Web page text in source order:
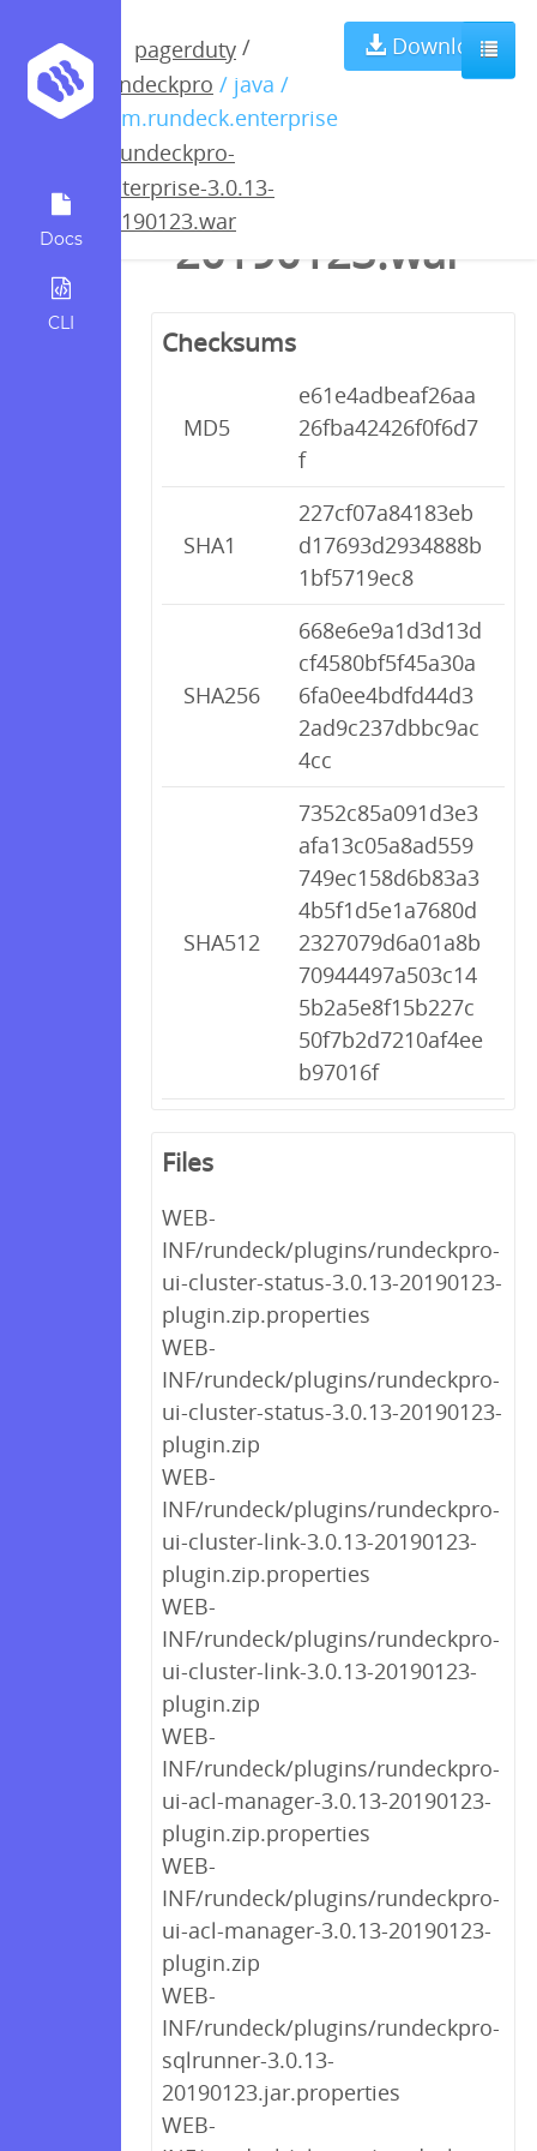
Docs
CLI
pagerduty /
rundeckpro / java /
com.rundeck.enterprise
rundeckpro-
enterprise-3.0.13-
20190123.war
Download
rundeckpro-
enterprise-
3.0.13-
20190123.war
Checksums
MD5
e61e4adbeaf26aa
26fba42426f0f6d7
f
SHA1
227cf07a84183eb
d17693d2934888b
1bf5719ec8
SHA256
668e6e9a1d3d13d
cf4580bf5f45a30a
6fa0ee4bdfd44d3
2ad9c237dbbc9ac
4cc
SHA512
7352c85a091d3e3
afa13c05a8ad559
749ec158d6b83a3
4b5f1d5e1a7680d
2327079d6a01a8b
70944497a503c14
5b2a5e8f15b227c
50f7b2d7210af4ee
b97016f
Files
WEB-
INF/rundeck/plugins/rundeckpro-
ui-cluster-status-3.0.13-20190123-
plugin.zip.properties
WEB-
INF/rundeck/plugins/rundeckpro-
ui-cluster-status-3.0.13-20190123-
plugin.zip
WEB-
INF/rundeck/plugins/rundeckpro-
ui-cluster-link-3.0.13-20190123-
plugin.zip.properties
WEB-
INF/rundeck/plugins/rundeckpro-
ui-cluster-link-3.0.13-20190123-
plugin.zip
WEB-
INF/rundeck/plugins/rundeckpro-
ui-acl-manager-3.0.13-20190123-
plugin.zip.properties
WEB-
INF/rundeck/plugins/rundeckpro-
ui-acl-manager-3.0.13-20190123-
plugin.zip
WEB-
INF/rundeck/plugins/rundeckpro-
sqlrunner-3.0.13-
20190123.jar.properties
WEB-